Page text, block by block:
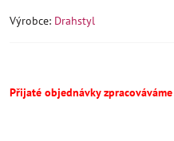
Výrobce: Drahstyl
Přijaté objednávky